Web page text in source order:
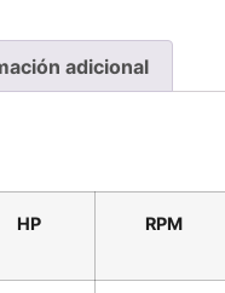
adicional
HP RPM